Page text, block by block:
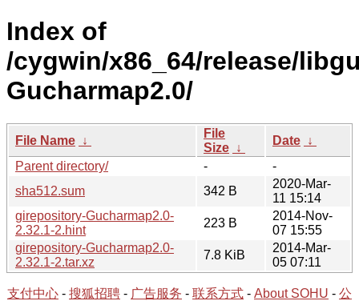
Index of
/cygwin/x86_64/release/
Gucharmap2.0/
File Name ↓
File
Size ↓
Date ↓
Parent directory/
-
-
sha512.sum
342 B
2020-Mar-
11 15:14
girepository-Gucharmap2.0-
2.32.1-2.hint
223 B
2014-Nov-
07 15:55
girepository-Gucharmap2.0-
2.32.1-2.tar.xz
7.8 KiB
2014-Mar-
05 07:11
支付中心 - 搜狐招聘 - 广告服务 - 联系方式 - About SOHU - 公